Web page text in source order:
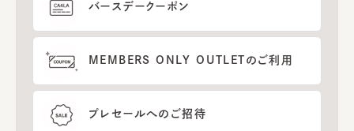
バースデークーポン
MEMBERS ONLY OUTLETのご利用
プレセールへのご招待